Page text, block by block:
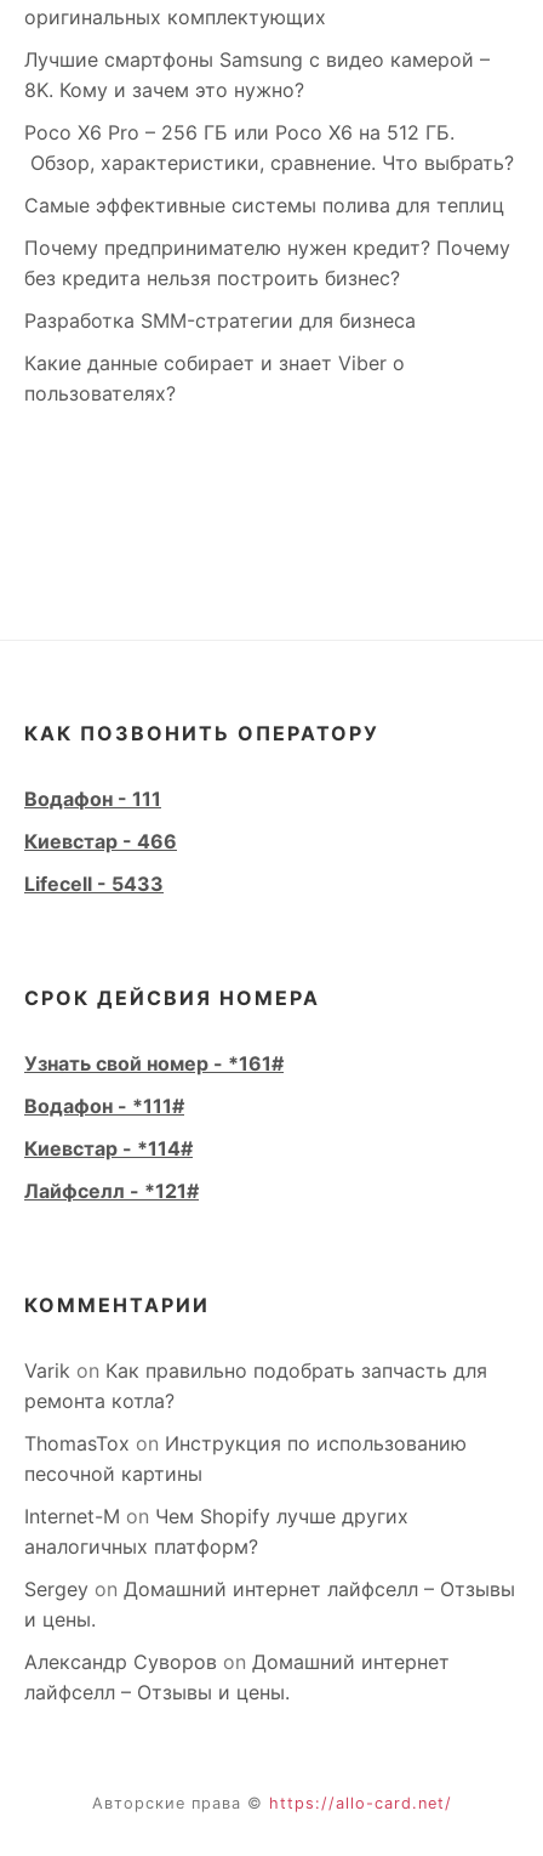
оригинальных комплектующих
Лучшие смартфоны Samsung c видео камерой –
8K. Кому и зачем это нужно?
Poco X6 Pro – 256 ГБ или Poco X6 на 512 ГБ.
Обзор, характеристики, сравнение. Что выбрать?
Самые эффективные системы полива для теплиц
Почему предпринимателю нужен кредит? Почему
без кредита нельзя построить бизнес?
Разработка SMM-стратегии для бизнеса
Какие данные собирает и знает Viber о
пользователях?
КАК ПОЗВОНИТЬ ОПЕРАТОРУ
Водафон - 111
Киевстар - 466
Lifecell - 5433
СРОК ДЕЙСВИЯ НОМЕРА
Узнать свой номер - *161#
Водафон - *111#
Киевстар - *114#
Лайфселл - *121#
КОММЕНТАРИИ
Varik on Как правильно подобрать запчасть для
ремонта котла?
ThomasTox on Инструкция по использованию
песочной картины
Internet-M on Чем Shopify лучше других
аналогичных платформ?
Sergey on Домашний интернет лайфселл – Отзывы
и цены.
Александр Суворов on Домашний интернет
лайфселл – Отзывы и цены.
Авторские права © https://allo-card.net/